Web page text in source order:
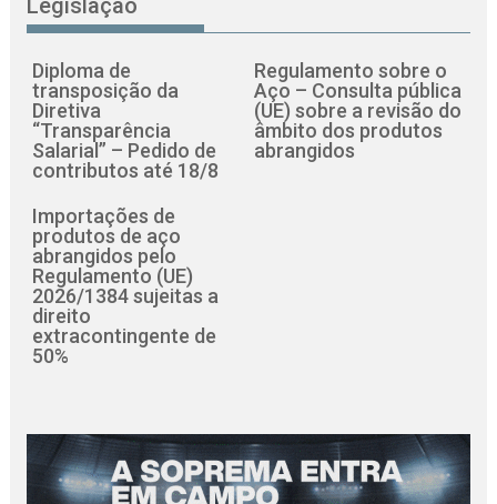
Legislação
Diploma de
transposição da
Diretiva
“Transparência
Salarial” – Pedido de
contributos até 18/8
Regulamento sobre o
Aço – Consulta pública
(UE) sobre a revisão do
âmbito dos produtos
abrangidos
Importações de
produtos de aço
abrangidos pelo
Regulamento (UE)
2026/1384 sujeitas a
direito
extracontingente de
50%